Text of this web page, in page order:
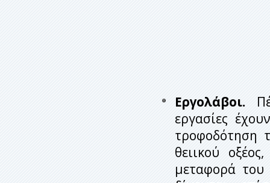
Εργολάβοι.
εργασίες
τροφοδότηση
θειικού
μεταφορά του